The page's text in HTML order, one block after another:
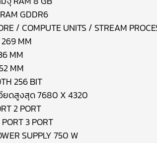
GDDR6
/ COMPUTE UNITS / STREAM
MM
MM
MM
256 BIT
ยดสูงสุด 7680 X 4320
2 PORT
3 PORT
SUPPLY 750 W